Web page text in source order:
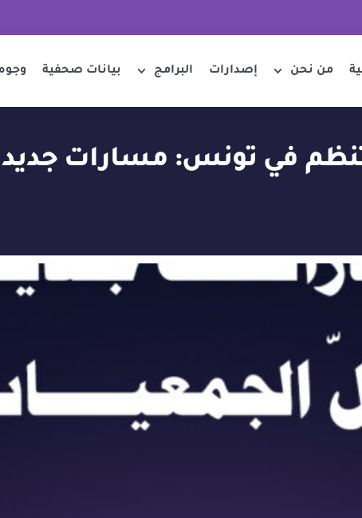
من نحن إصدارات البرامج بيانات صحفية
في تونس: مسارات